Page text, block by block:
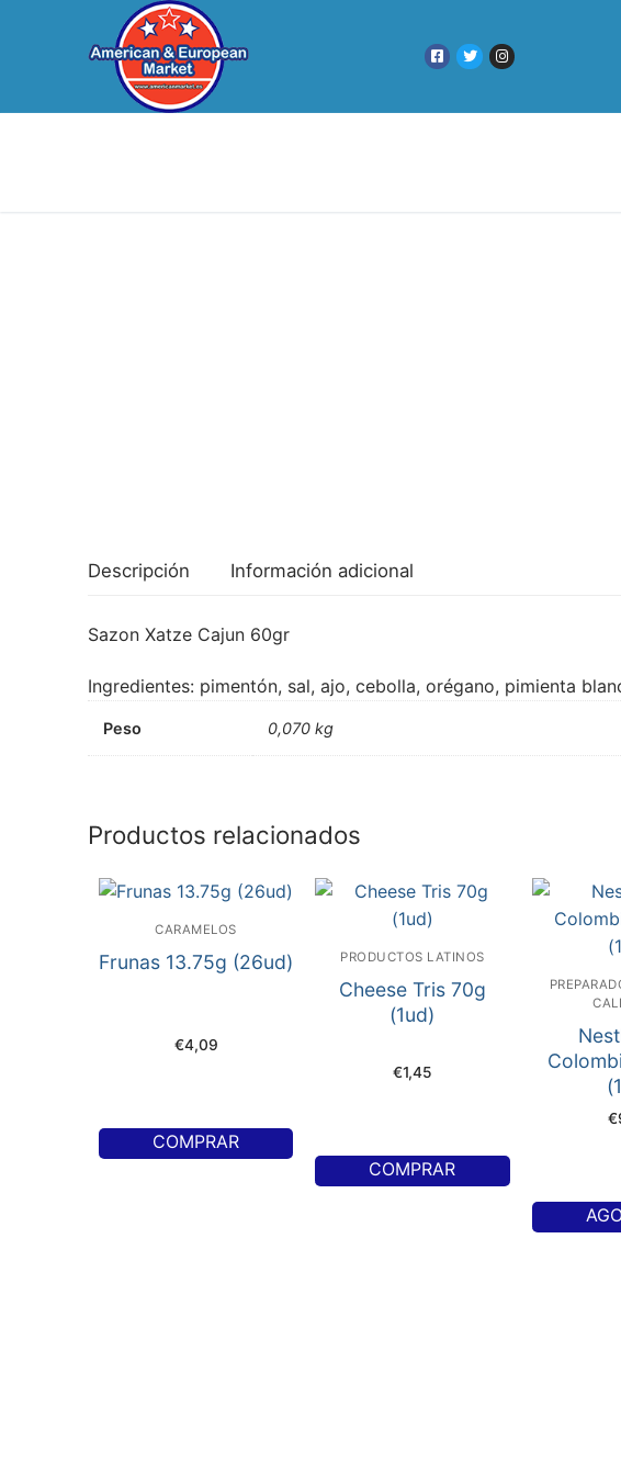
Descripción Información adicional
Sazon Xatze Cajun 60gr
Ingredientes: pimentón, sal, ajo, cebolla, orégano, pimienta
Peso 0,070 kg
Productos relacionados
CARAMELOS
Frunas 13.75g (26ud)
€4,09
COMPRAR
PRODUCTOS LATINOS
Cheese Tris 70g
(1ud)
€1,45
COMPRAR
€